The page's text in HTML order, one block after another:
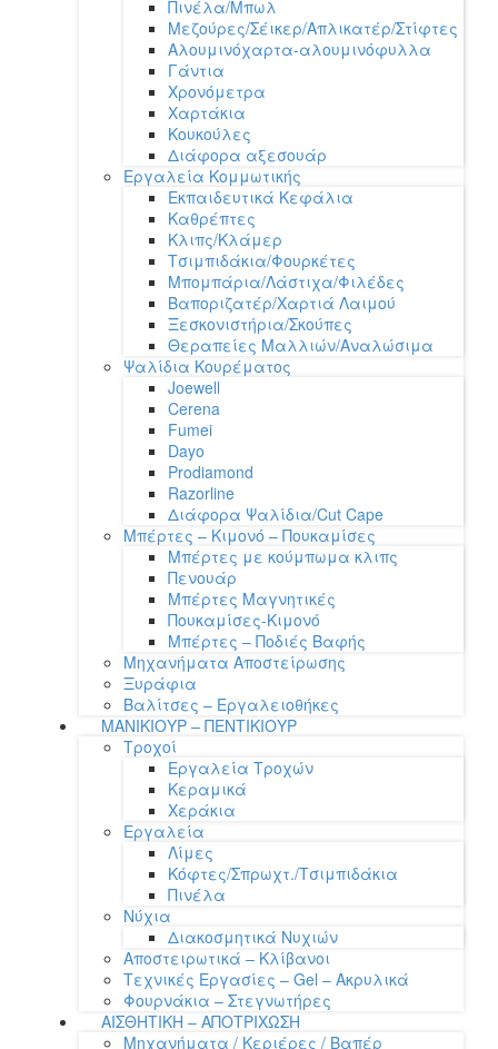
Πινέλα/Μπωλ
Μεζούρες/Σέικερ/Απλικατέρ/Στίφτες
Αλουμινόχαρτα-αλουμινόφυλλα
Γάντια
Χρονόμετρα
Χαρτάκια
Κουκούλες
Διάφορα αξεσουάρ
Εργαλεία Κομμωτικής
Εκπαιδευτικά Κεφάλια
Καθρέπτες
Κλιπς/Κλάμερ
Τσιμπιδάκια/Φουρκέτες
Μπομπάρια/Λάστιχα/Φιλέδες
Βαποριζατέρ/Χαρτιά Λαιμού
Ξεσκονιστήρια/Σκούπες
Θεραπείες Μαλλιών/Αναλώσιμα
Ψαλίδια Κουρέματος
Joewell
Cerena
Fumei
Dayo
Prodiamond
Razorline
Διάφορα Ψαλίδια/Cut Cape
Μπέρτες – Κιμονό – Πουκαμίσες
Μπέρτες με κούμπωμα κλιπς
Πενουάρ
Μπέρτες Μαγνητικές
Πουκαμίσες-Κιμονό
Μπέρτες – Ποδιές Βαφής
Μηχανήματα Αποστείρωσης
Ξυράφια
Βαλίτσες – Εργαλειοθήκες
ΜΑΝΙΚΙΟΥΡ – ΠΕΝΤΙΚΙΟΥΡ
Τροχοί
Εργαλεία Τροχών
Κεραμικά
Χεράκια
Εργαλεία
Λίμες
Κόφτες/Σπρωχτ./Τσιμπιδάκια
Πινέλα
Νύχια
Διακοσμητικά Νυχιών
Αποστειρωτικά – Κλίβανοι
Τεχνικές Εργασίες – Gel – Ακρυλικά
Φουρνάκια – Στεγνωτήρες
ΑΙΣΘΗΤΙΚΗ – ΑΠΟΤΡΙΧΩΣΗ
Μηχανήματα / Κεριέρες / Βαπέρ